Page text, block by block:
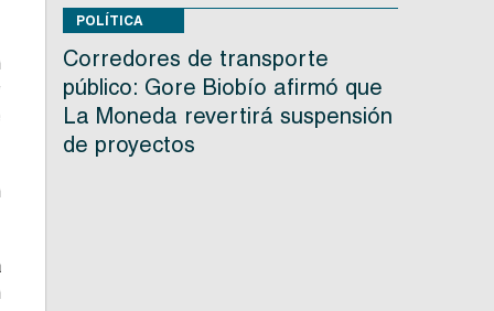
POLÍTICA
Corredores de transporte
público: Gore Biobío afirmó que
La Moneda revertirá suspensión
de proyectos